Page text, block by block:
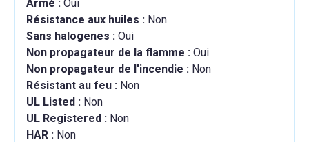
Armé : Oui
Résistance aux huiles : Non
Sans halogenes : Oui
Non propagateur de la flamme : Oui
Non propagateur de l'incendie : Non
Résistant au feu : Non
UL Listed : Non
UL Registered : Non
HAR : Non